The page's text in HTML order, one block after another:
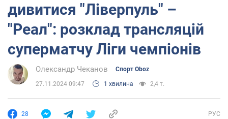
дивитися "Ліверпуль" –
"Реал": розклад трансляцій
суперматчу Ліги чемпіонів
Олександр Чеканов Спорт Oboz
27.11.2024 09:47 1 хвилина 2,4 т.
28 РУС